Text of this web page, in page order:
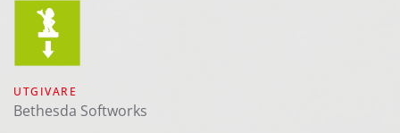
UTGIVARE
Bethesda Softworks